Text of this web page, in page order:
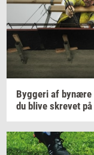
Byg­ge­ri af by­næ­re
du blive skre­vet på